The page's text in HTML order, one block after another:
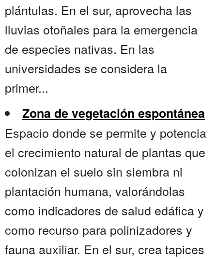
plántulas. En el sur, aprovecha las
lluvias otoñales para la emergencia
de especies nativas. En las
universidades se considera la
primer...
Zona de vegetación espontánea
Espacio donde se permite y potencia
el crecimiento natural de plantas que
colonizan el suelo sin siembra ni
plantación humana, valorándolas
como indicadores de salud edáfica y
como recurso para polinizadores y
fauna auxiliar. En el sur, crea tapices